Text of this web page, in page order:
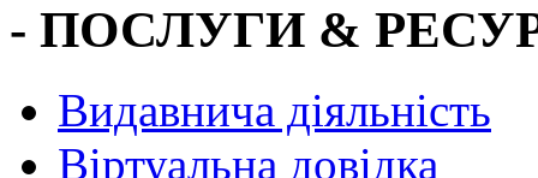
- ПОСЛУГИ &
Видавнича діяльність
Віртуальна довідка